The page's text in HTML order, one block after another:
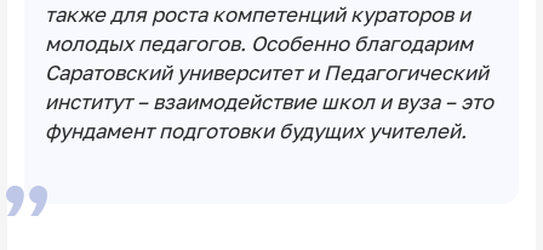
также для роста компетенций кураторов и
молодых педагогов. Особенно благодарим
Саратовский университет и Педагогический
институт – взаимодействие школ и вуза – это
фундамент подготовки будущих учителей.